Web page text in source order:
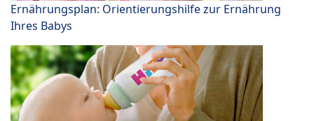
Ernährungsplan: Orientierungshilfe zur Ernährung
Ihres Babys